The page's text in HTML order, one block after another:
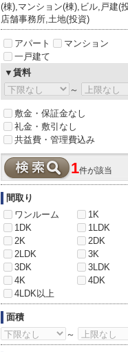
(棟),マンション(棟),ビル,戸建(
店舗事務所,土地(投資)
アパート
マンション
一戸建て
▼賃料
～
敷金・保証金なし
礼金・敷引なし
共益費・管理費込み
1件が該当
間取り
ワンルーム
1K
1DK
1LDK
2K
2DK
2LDK
3K
3DK
3LDK
4K
4DK
4LDK以上
面積
～